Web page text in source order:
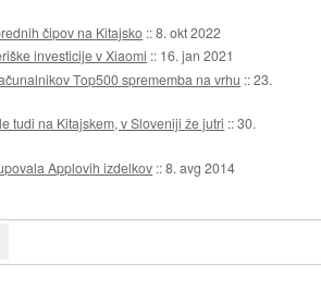
čipov na Kitajsko ::8. okt 2022
investicije v Xiaomi :: 16. jan 2021
Top500 sprememba na vrhu ::23.
tudi na Kitajskem, v Sloveniji že jutri ::30.
Applovih izdelkov ::8. avg 2014